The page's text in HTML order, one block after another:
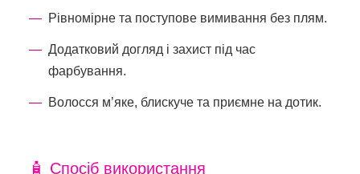
Рівномірне та поступове вимивання без плям.
Додатковий догляд і захист під час
фарбування.
Волосся м’яке, блискуче та приємне на дотик.
🧴 Спосіб використання